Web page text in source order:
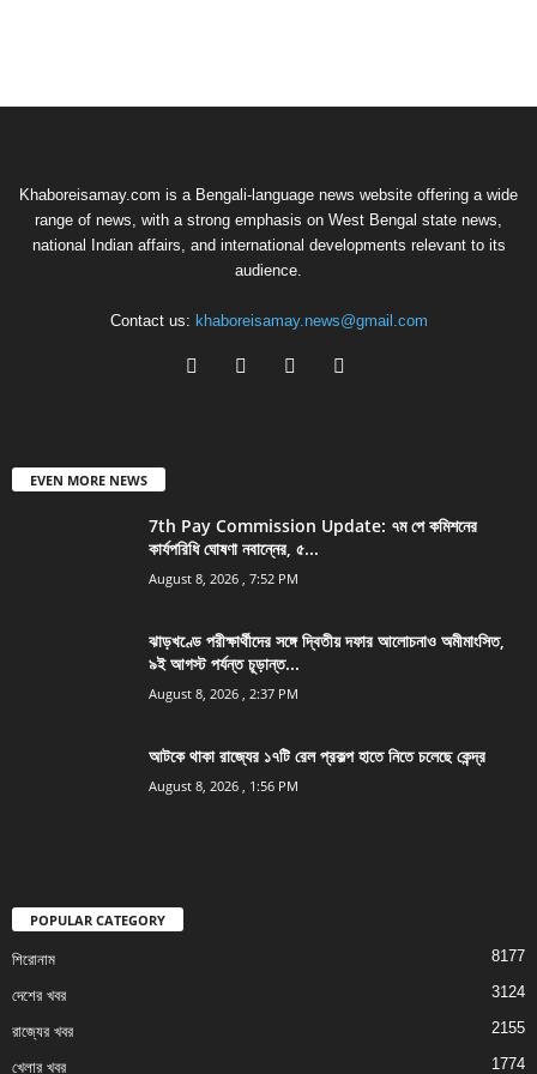
Khaboreisamay.com is a Bengali-language news website offering a wide
range of news, with a strong emphasis on West Bengal state news,
national Indian affairs, and international developments relevant to its
audience.
Contact us: khaboreisamay.news@gmail.com
EVEN MORE NEWS
7th Pay Commission Update: ৭ম পে কমিশনের
কার্যপরিধি ঘোষণা নবান্নের, ৫...
August 8, 2026 , 7:52 PM
ঝাড়খণ্ডে পরীক্ষার্থীদের সঙ্গে দ্বিতীয় দফার আলোচনাও অমীমাংসিত,
৯ই আগস্ট পর্যন্ত চূড়ান্ত...
August 8, 2026 , 2:37 PM
আটকে থাকা রাজ্যের ১৭টি রেল প্রকল্প হাতে নিতে চলেছে কেন্দ্র
August 8, 2026 , 1:56 PM
POPULAR CATEGORY
শিরোনাম 8177
দেশের খবর 3124
রাজ্যের খবর 2155
খেলার খবর 1774